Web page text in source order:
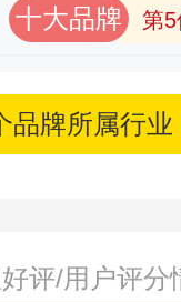
十大品牌 第5
品牌所属行
评/用户评分